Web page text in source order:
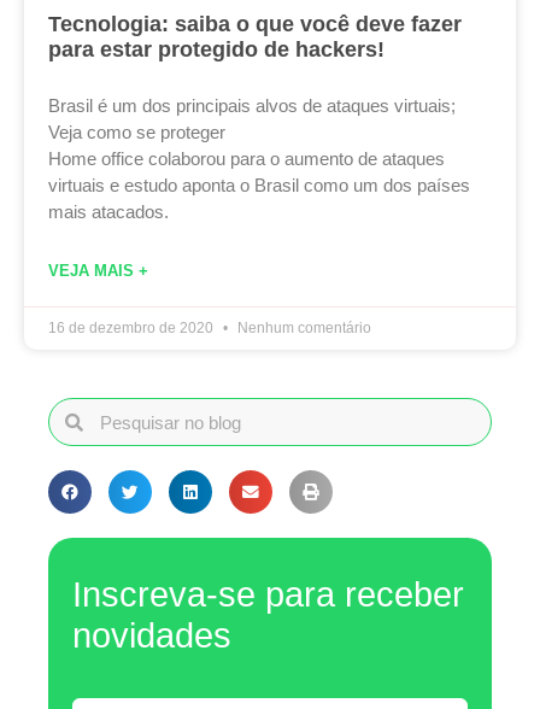
Tecnologia: saiba o que você deve fazer
para estar protegido de hackers!
Brasil é um dos principais alvos de ataques virtuais;
Veja como se proteger
Home office colaborou para o aumento de ataques
virtuais e estudo aponta o Brasil como um dos países
mais atacados.
VEJA MAIS +
16 de dezembro de 2020 Nenhum comentário
Inscreva-se para receber
novidades